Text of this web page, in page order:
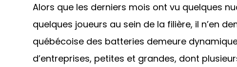
Alors que les derniers mois ont vu quelques
quelques joueurs au sein de la filière, il n’en
québécoise des batteries demeure
d’entreprises, petites et grandes, dont